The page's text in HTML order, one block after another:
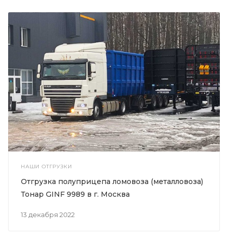
НАШИ ОТГРУЗКИ
13 декабря 2022
Отгрузка полуприцепа ломовоза (металловоза)
Тонар GINF 9989 в г. Москва